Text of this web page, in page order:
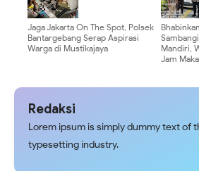
Jaga Jakarta On The Spot, Polsek
Bantargebang Serap Aspirasi
Warga di Mustikajaya
Mandiri,
Jam
Redaksi
Lorem ipsum is simply dummy text of
typesetting industry.